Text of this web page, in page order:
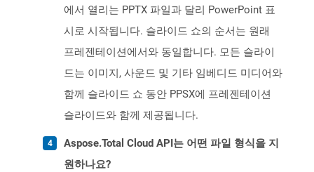
에서 열리는 PPTX 파일과 달리 PowerPoint 표
시로 시작됩니다. 슬라이드 쇼의 순서는 원래
프레젠테이션에서와 동일합니다. 모든 슬라이
드는 이미지, 사운드 및 기타 임베디드 미디어와
함께 슬라이드 쇼 동안 PPSX에 프레젠테이션
슬라이드와 함께 제공됩니다.
Aspose.Total Cloud API는 어떤 파일 형식을 지
원하나요?